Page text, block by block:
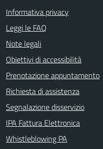
Informativa privacy
Leggi le FAQ
Note legali
Obiettivi di accessibilità
Prenotazione appuntamento
Richiesta di assistenza
Segnalazione disservizio
IPA Fattura Elettronica
Whistleblowing PA